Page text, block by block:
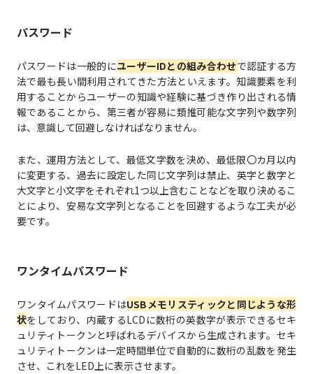
パスワード
パスワードは一般的にユーザーIDとの組み合わせで認証する方
法で最も長い間利用されてきた方法といえます。知識要素を利
用することからユーザーの知識や経験に基づき作り出される情
報であることから、第三者が容易に類推可能な文字列や数字列
は、意識して回避しなければなりません。
また、運用方法として、最低文字数を決め、最低限〇カ月以内
に変更する、過去に設定した同じ文字列は禁止、英字と数字と
大文字と小文字をそれぞれ1つ以上含むことなどを取り決めるこ
とにより、安易な文字列となることを回避するような工夫が必
要です。
ワンタイムパスワード
ワンタイムパスワードはUSBメモリスティックと同じような形
状をしており、内蔵するLCDに数桁の英数字が表示できるセキ
ュリティトークンと呼ばれるデバイスから生成されます。セキ
ュリティトークンは一定時間単位で自動的に数桁の乱数を発生
させ、これをLED上に表示させます。